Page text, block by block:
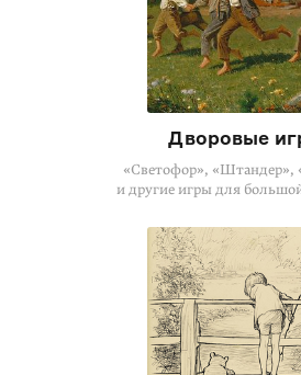
Дворовые
«Светофор», «Штандер»,
и другие игры для